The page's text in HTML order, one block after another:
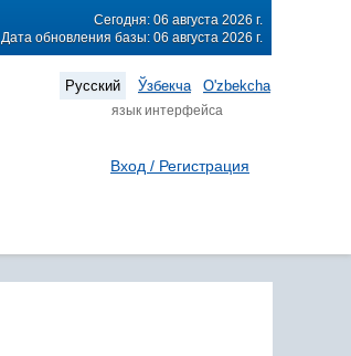
Сегодня: 06 августа 2026 г.
Дата обновления базы: 06 августа 2026 г.
Русский Ўзбекча O'zbekcha
язык интерфейса
Вход / Регистрация